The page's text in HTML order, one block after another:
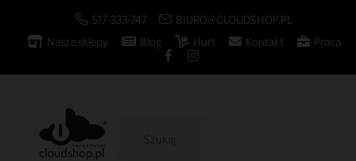
517-333-747
BIURO@CLOUDSHOP.PL
Nasze sklepy
Blog Hurt Kontakt Praca